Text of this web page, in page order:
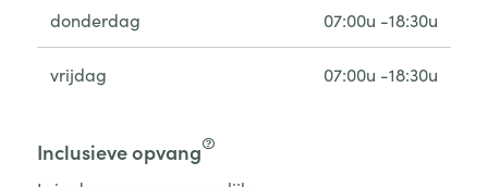
donderdag 07:00u -18:30u
vrijdag 07:00u -18:30u
Inclusieve opvang